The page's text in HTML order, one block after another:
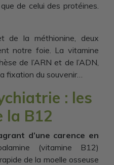
de celui des protéines.
de la méthionine, deux
notre foie. La vitamine
de l’ARN et de l’ADN,
fixation du souvenir…
: les
la B12
d’une carence en
(vitamine B12)
de la moelle osseuse